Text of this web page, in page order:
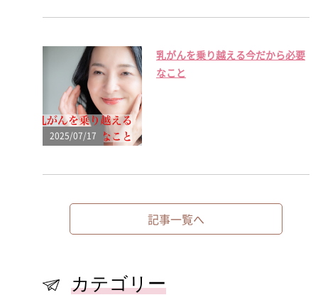
2025/07/17
乳がんを乗り越える今だから必要
なこと
記事一覧へ
カテゴリー